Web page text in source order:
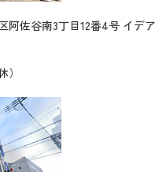
阿佐谷南3丁目12番4号 イデ
）